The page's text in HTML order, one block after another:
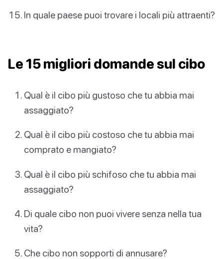
In quale paese puoi trovare i locali più attraenti?
Le 15 migliori domande sul cibo
Qual è il cibo più gustoso che tu abbia mai
assaggiato?
Qual è il cibo più costoso che tu abbia mai
comprato e mangiato?
Qual è il cibo più schifoso che tu abbia mai
assaggiato?
Di quale cibo non puoi vivere senza nella tua
vita?
Che cibo non sopporti di annusare?